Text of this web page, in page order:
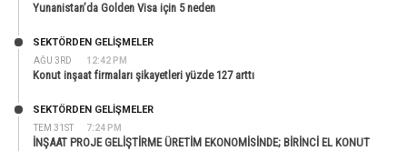
Yunanistan’da Golden Visa için 5 neden
AĞU 3RD 12:42 PM
SEKTÖRDEN GELIŞMELER
Konut inşaat firmaları şikayetleri yüzde 127 arttı
TEM 31ST 7:24 PM
SEKTÖRDEN GELIŞMELER
İNŞAAT PROJE GELİŞTİRME ÜRETİM EKONOMİSİNDE; BİRİNCİ EL KONUT